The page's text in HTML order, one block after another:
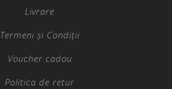
Livrare
Termeni și Condiții
Voucher cadou
Politica de retur